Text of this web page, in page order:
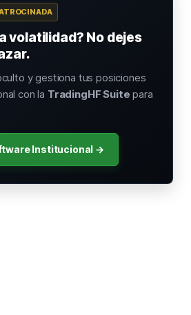
volatilidad? No dejes
y gestiona tus posiciones
con la TradingHF Suite para
Institucional →